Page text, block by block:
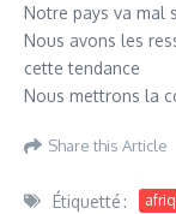
Notre pays va mal
Nous avons les
cette tendance
Nous mettrons la
Share this Article
Étiquetté :